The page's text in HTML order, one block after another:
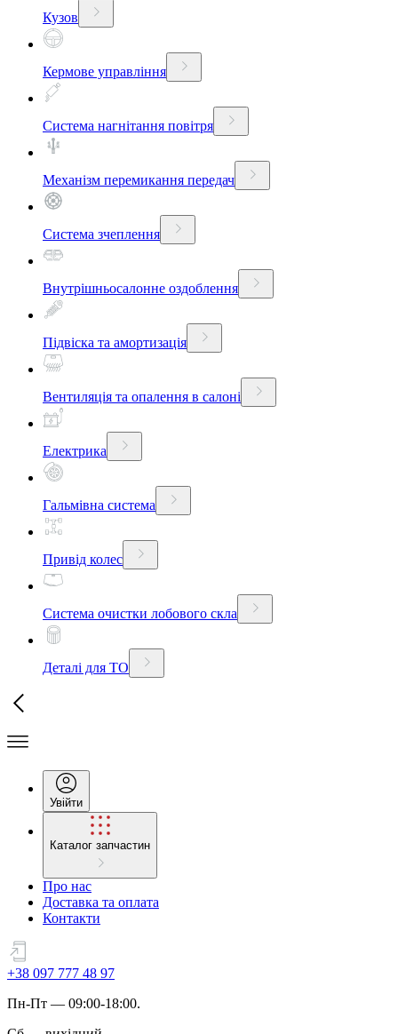
Кузов
Кермове управління
Система нагнітання повітря
Механізм перемикання передач
Система зчеплення
Внутрішньосалонне оздоблення
Підвіска та амортизація
Вентиляція та опалення в салоні
Електрика
Гальмівна система
Привід колес
Система очистки лобового скла
Деталі для ТО
Увійти
Каталог запчастин
Про нас
Доставка та оплата
Контакти
+38 097 777 48 97
Пн-Пт — 09:00-18:00.